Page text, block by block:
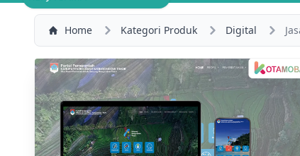
Home Kategori Produk Digital